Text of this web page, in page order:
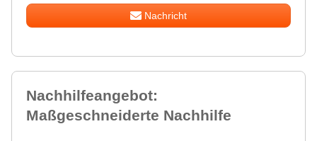
Nachricht
Nachhilfeangebot:
Maßgeschneiderte Nachhilfe